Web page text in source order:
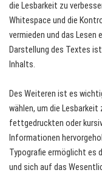
die Lesbarkeit zu
Whitespace und die
vermieden und das Lesen
Darstellung des Textes
Inhalts.
Des Weiteren ist es
wählen, um die
fettgedruckten oder
Informationen
Typografie ermöglicht es
und sich auf das